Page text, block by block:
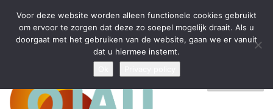
Tijdelijke stop: wegens drukte kan ik beperkt nieuwe zaken aannemen
en vragen beantwoorden
Algemene Voorwaarden
Disclaimer Privacybeleid
Voor deze website worden alleen functionele cookies gebruikt
om ervoor te zorgen dat deze zo soepel mogelijk draait. Als u
doorgaat met het gebruiken van de website, gaan we er vanuit
dat u hiermee instemt.